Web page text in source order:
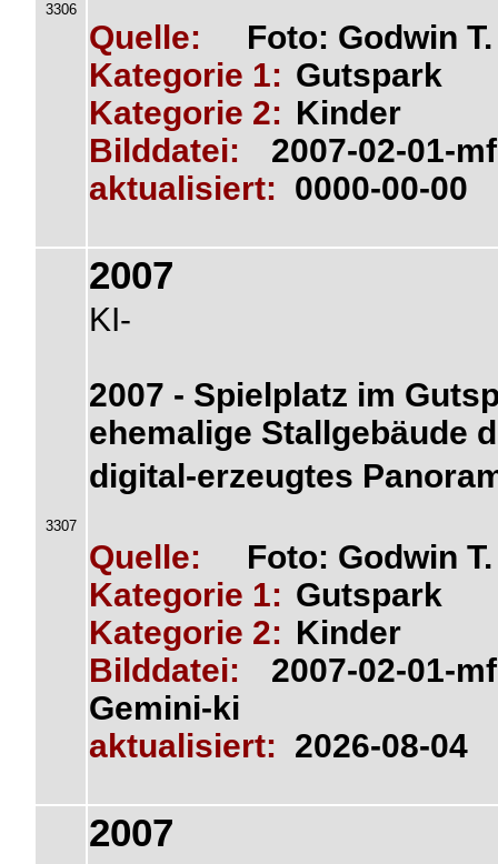
3306
Quelle:
Foto: Godwin
Kategorie 1: Gutspark
Kategorie 2: Kinder
Bilddatei:
2007-02-01-
aktualisiert: 0000-00-00
3307
2007
KI-
2007 - Spielplatz im
ehemalige Stallgebäude
digital-erzeugtes
Quelle:
Foto: Godwin
Kategorie 1: Gutspark
Kategorie 2: Kinder
Bilddatei:
2007-02-01-
Gemini-ki
aktualisiert: 2026-08-04
2007